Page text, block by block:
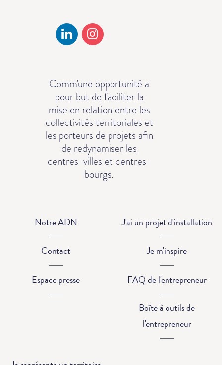
Comm'une opportunité a
pour but de faciliter la
mise en relation entre les
collectivités territoriales et
les porteurs de projets afin
de redynamiser les
centres-villes et centres-
bourgs.
Notre ADN
Contact
Espace presse
J'ai un projet d'installation
Je m'inspire
FAQ de l'entrepreneur
Boîte à outils de
l'entrepreneur